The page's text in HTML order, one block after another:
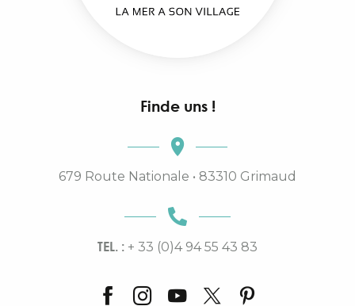
Finde uns !
679 Route Nationale • 83310 Grimaud
TEL. : + 33 (0)4 94 55 43 83